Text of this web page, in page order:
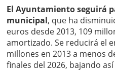
El Ayuntamiento seguirá
municipal, que ha
euros desde 2013, 109
amortizado. Se reducirá el
millones en 2013 a menos
finales del 2026, bajando